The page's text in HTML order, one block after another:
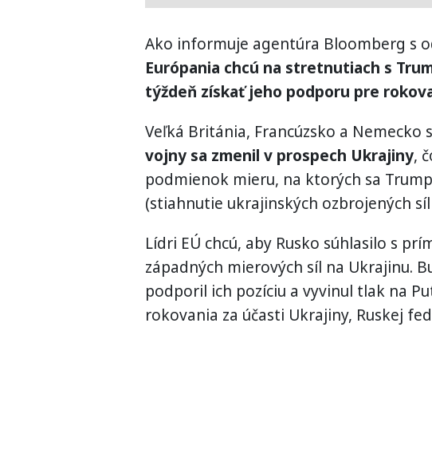
Ako informuje agentúra Bloomberg s
Európania chcú na stretnutiach s
týždeň získať jeho podporu pre
Veľká Británia, Francúzsko a Nemecko
vojny sa zmenil v prospech Ukrajiny,
podmienok mieru, na ktorých sa
(stiahnutie ukrajinských ozbrojených síl
Lídri EÚ chcú, aby Rusko súhlasilo s
západných mierových síl na Ukrajinu.
podporil ich pozíciu a vyvinul tlak na
rokovania za účasti Ukrajiny, Ruskej